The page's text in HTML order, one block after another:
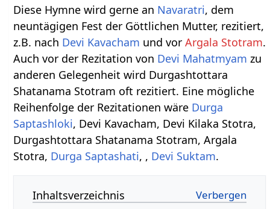
Diese Hymne wird gerne an Navaratri, dem
neuntägigen Fest der Göttlichen Mutter, rezitiert,
z.B. nach Devi Kavacham und vorArgala Stotram.
Auch vor der Rezitation von Devi Mahatmyam zu
anderen Gelegenheit wird Durgashtottara
Shatanama Stotram oft rezitiert. Eine mögliche
Reihenfolge der Rezitationen wäre Durga
Saptashloki, Devi Kavacham, Devi Kilaka Stotra,
Durgashtottara Shatanama Stotram, Argala
Stotra, Durga Saptashati, , Devi Suktam.
Inhaltsverzeichnis